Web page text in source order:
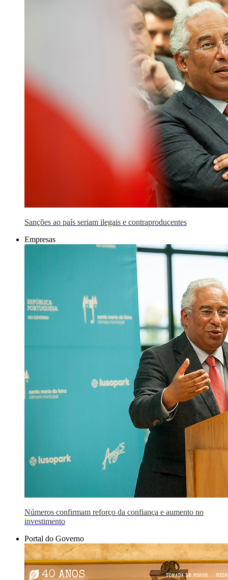
Sanções ao país seriam ilegais e contraproducentes
Empresas
Números confirmam reforço da confiança e aumento no
investimento
Portal do Governo